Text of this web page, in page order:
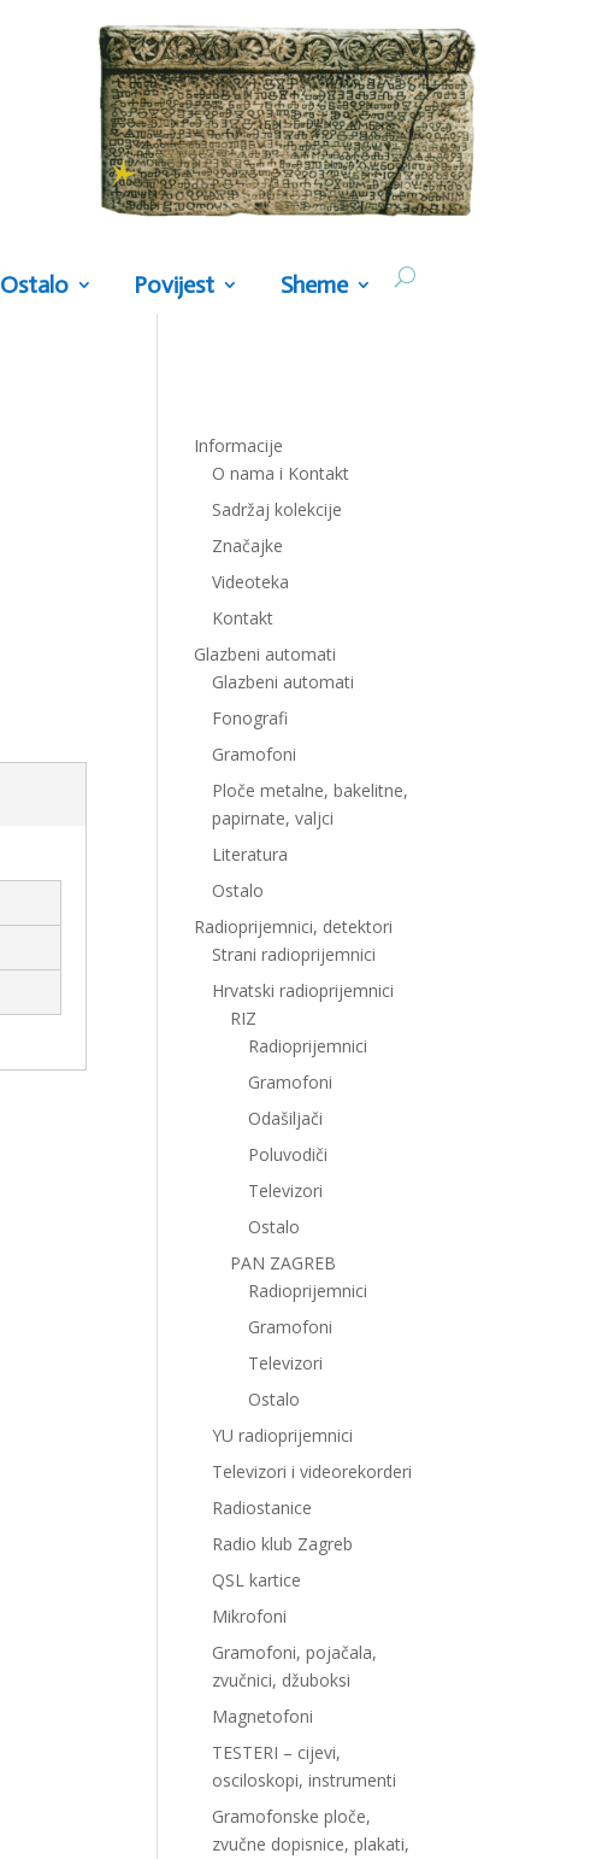
Ostalo Povijest Sheme
Informacije
O nama i Kontakt
Sadržaj kolekcije
Značajke
Videoteka
Kontakt
Glazbeni automati
Glazbeni automati
Fonografi
Gramofoni
Ploče metalne, bakelitne,
papirnate, valjci
Literatura
Ostalo
Radioprijemnici, detektori
Strani radioprijemnici
Hrvatski radioprijemnici
RIZ
Radioprijemnici
Gramofoni
Odašiljači
Poluvodiči
Televizori
Ostalo
PAN ZAGREB
Radioprijemnici
Gramofoni
Televizori
Ostalo
YU radioprijemnici
Televizori i videorekorderi
Radiostanice
Radio klub Zagreb
QSL kartice
Mikrofoni
Gramofoni, pojačala,
zvučnici, džuboksi
Magnetofoni
TESTERI – cijevi,
osciloskopi, instrumenti
Gramofonske ploče,
zvučne dopisnice, plakati,